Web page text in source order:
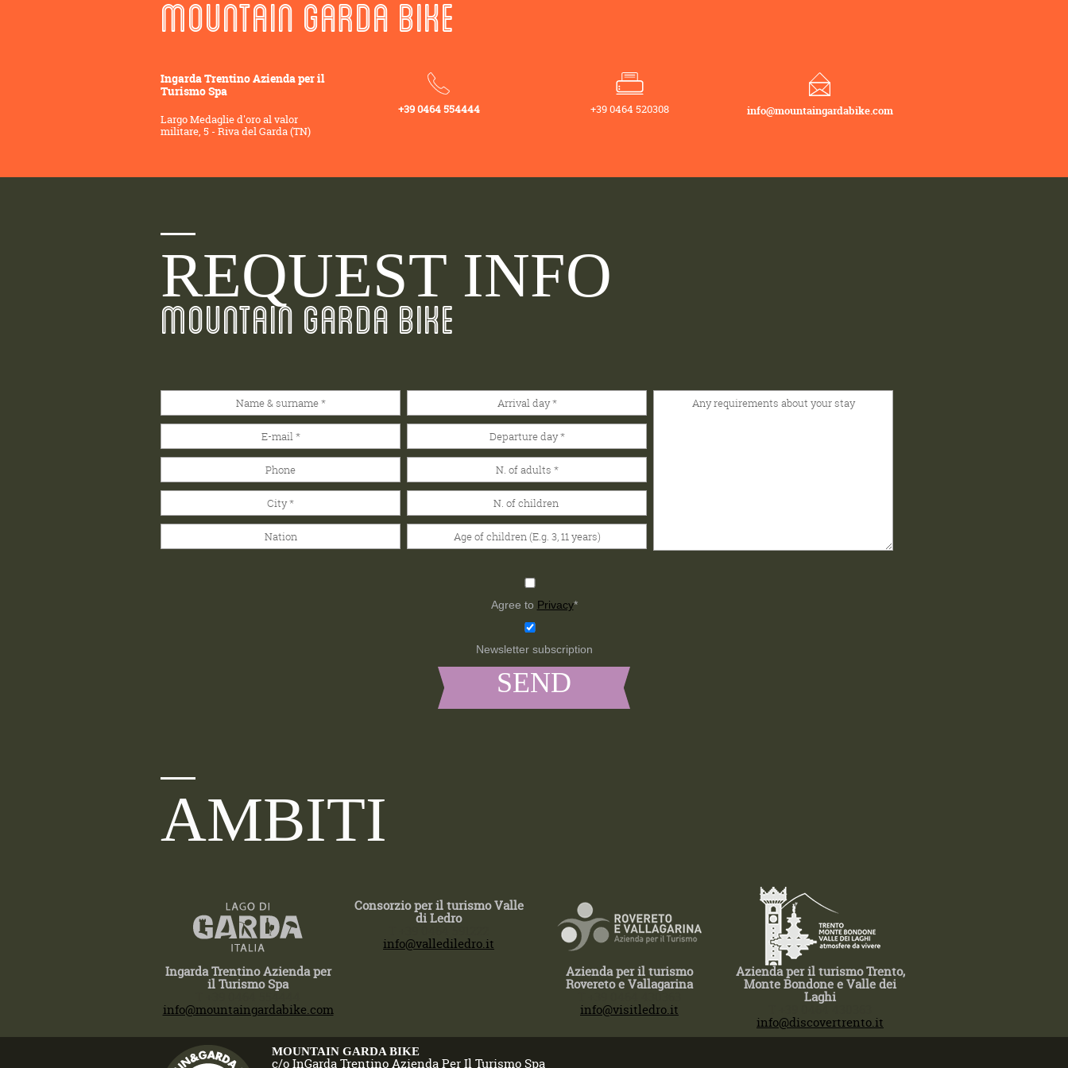
MOUNTAIN GARDA BIKE
Ingarda Trentino Azienda per il
Turismo Spa
Largo Medaglie d'oro al valor
militare, 5 - Riva del Garda (TN)
+39 0464 554444 +39 0464 520308 info@mountaingardabike.com
REQUEST INFO
MOUNTAIN GARDA BIKE
Agree to Privacy*
Newsletter subscription
AMBITI
Ingarda Trentino Azienda per
il Turismo Spa
info@mountaingardabike.com
Consorzio per il turismo Valle
di Ledro
info@vallediledro.it
Azienda per il turismo
Rovereto e Vallagarina
info@visitledro.it
Azienda per il turismo Trento,
Monte Bondone e Valle dei
Laghi
info@discovertrento.it
MOUNTAIN GARDA BIKE
c/o InGarda Trentino Azienda Per Il Turismo Spa